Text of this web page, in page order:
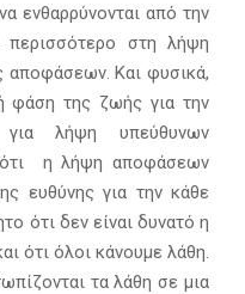
ενθαρρύνονται από την
περισσότερο στη λήψη
αποφάσεων. Και φυσικά,
φάση της ζωής για την
για λήψη υπεύθυνων
ότι η λήψη αποφάσεων
ευθύνης για την κάθε
ότι δεν είναι δυνατό η
ότι όλοι κάνουμε λάθη.
τα λάθη σε μια